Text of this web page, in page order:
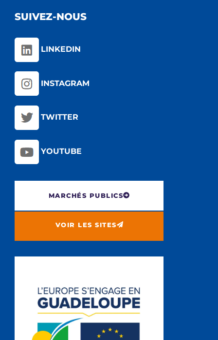
SUIVEZ-NOUS
LINKEDIN
INSTAGRAM
TWITTER
YOUTUBE
MARCHÉS PUBLICS
VOIR LES SITES